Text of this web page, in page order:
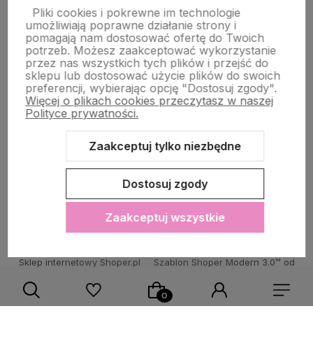
STRONY INFORMACYJNE
POMOC DLA KLIENTA
Sklep internetowy Shoper.pl Szablon Shoper Modern 3.0™ od
Pliki cookies i pokrewne im technologie
umożliwiają poprawne działanie strony i
pomagają nam dostosować ofertę do Twoich
potrzeb. Możesz zaakceptować wykorzystanie
przez nas wszystkich tych plików i przejść do
sklepu lub dostosować użycie plików do swoich
preferencji, wybierając opcję "Dostosuj zgody".
Więcej o plikach cookies przeczytasz w naszej
Polityce prywatności.
Zaakceptuj tylko niezbędne
Dostosuj zgody
Zaakceptuj wszystkie